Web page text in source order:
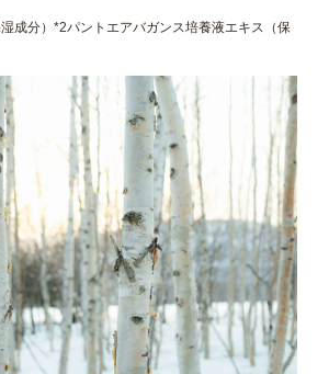
成分）*2パントエアバガンス培養液エキス（保